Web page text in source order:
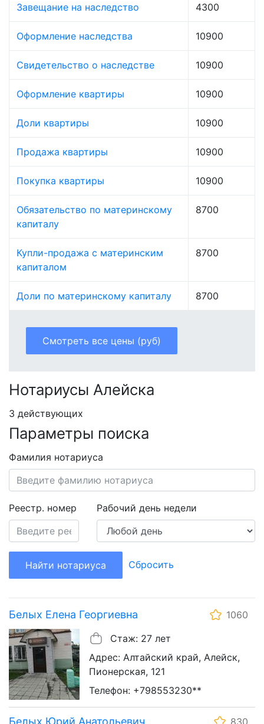
Завещание на наследство 4300
Оформление наследства 10900
Свидетельство о наследстве 10900
Оформление квартиры 10900
Доли квартиры 10900
Продажа квартиры 10900
Покупка квартиры 10900
Обязательство по материнскому
капиталу
8700
Купли-продажа с материнским
капиталом
8700
Доли по материнскому капиталу 8700
Смотреть все цены (руб)
Нотариусы Алейска
3 действующих
Параметры поиска
Фамилия нотариуса
Реестр. номер Рабочий день недели
Найти нотариуса Сбросить
Белых Елена Георгиевна
1060
Стаж: 27 лет
Адрес: Алтайский край, Алейск,
Пионерская, 121
Телефон: +798553230**
Белых Юрий Анатольевич